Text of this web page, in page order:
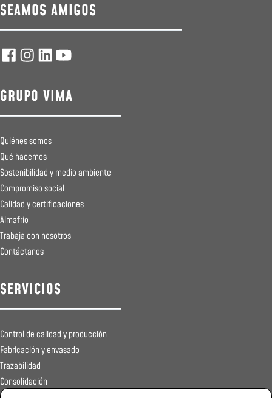
SEAMOS AMIGOS
GRUPO VIMA
Quiénes somos
Qué hacemos
Sostenibilidad y medio ambiente
Compromiso social
Calidad y certificaciones
Almafrío
Trabaja con nosotros
Contáctanos
SERVICIOS
Control de calidad y producción
Fabricación y envasado
Trazabilidad
Consolidación